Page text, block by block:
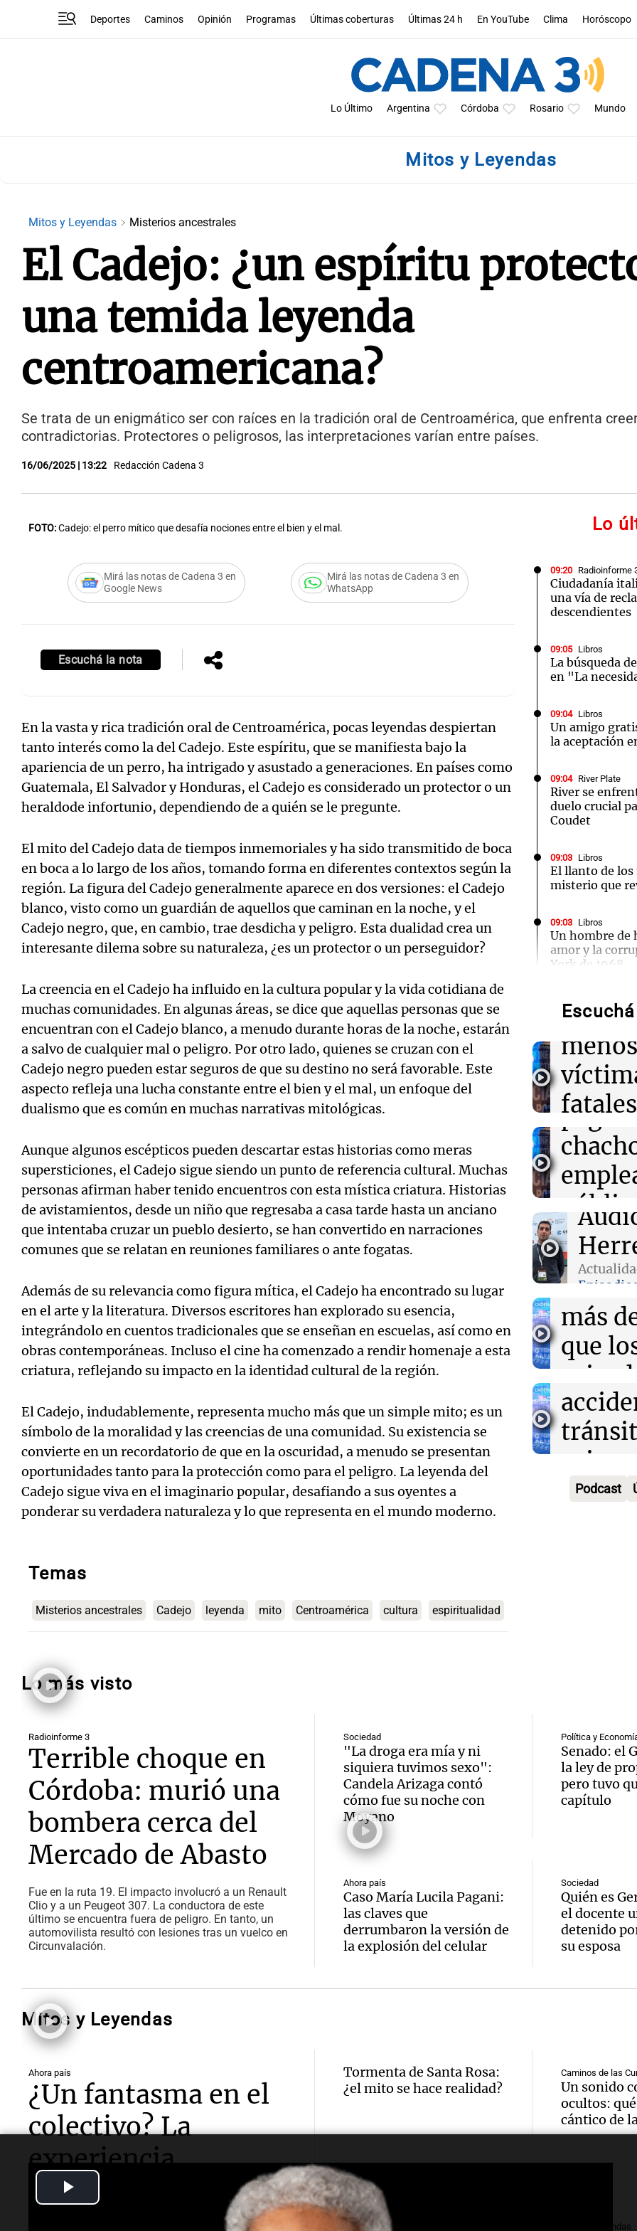
Deportes Caminos Opinión Programas Últimas coberturas Últimas 24 h En YouTube Clima Horóscopo
Lo Último Argentina Córdoba Rosario Mundo
Mitos y Leyendas
Mitos y Leyendas Misterios ancestrales
El Cadejo: ¿un espíritu
una temida leyenda
centroamericana?
Se trata de un enigmático ser con raíces en la tradición oral de Centroamérica, que enfrenta
contradictorias. Protectores o peligrosos, las interpretaciones varían entre países.
16/06/2025 | 13:22 Redacción Cadena 3
FOTO:Cadejo: el perro mítico que desafía nociones entre el bien y el mal.
Mirá las notas de Cadena 3 en
Google News
Mirá las notas de Cadena 3 en
WhatsApp
Escuchá la nota
En la vasta y rica tradición oral de Centroamérica, pocas leyendas despiertan
tanto interés como la del Cadejo. Este espíritu, que se manifiesta bajo la
apariencia de un perro, ha intrigado y asustado a generaciones. En países como
Guatemala, El Salvador y Honduras, el Cadejo es considerado un protector o un
heraldode infortunio, dependiendo de a quién se le pregunte.
El mito del Cadejo data de tiempos inmemoriales y ha sido transmitido de boca
en boca a lo largo de los años, tomando forma en diferentes contextos según la
región. La figura del Cadejo generalmente aparece en dos versiones: el Cadejo
blanco, visto como un guardián de aquellos que caminan en la noche, y el
Cadejo negro, que, en cambio, trae desdicha y peligro. Esta dualidad crea un
interesante dilema sobre su naturaleza, ¿es un protector o un perseguidor?
La creencia en el Cadejo ha influido en la cultura popular y la vida cotidiana de
muchas comunidades. En algunas áreas, se dice que aquellas personas que se
encuentran con el Cadejo blanco, a menudo durante horas de la noche, estarán
a salvo de cualquier mal o peligro. Por otro lado, quienes se cruzan con el
Cadejo negro pueden estar seguros de que su destino no será favorable. Este
aspecto refleja una lucha constante entre el bien y el mal, un enfoque del
dualismo que es común en muchas narrativas mitológicas.
Aunque algunos escépticos pueden descartar estas historias como meras
supersticiones, el Cadejo sigue siendo un punto de referencia cultural. Muchas
personas afirman haber tenido encuentros con esta mística criatura. Historias
de avistamientos, desde un niño que regresaba a casa tarde hasta un anciano
que intentaba cruzar un pueblo desierto, se han convertido en narraciones
comunes que se relatan en reuniones familiares o ante fogatas.
Además de su relevancia como figura mítica, el Cadejo ha encontrado su lugar
en el arte y la literatura. Diversos escritores han explorado su esencia,
integrándolo en cuentos tradicionales que se enseñan en escuelas, así como en
obras contemporáneas. Incluso el cine ha comenzado a rendir homenaje a esta
criatura, reflejando su impacto en la identidad cultural de la región.
El Cadejo, indudablemente, representa mucho más que un simple mito; es un
símbolo de la moralidad y las creencias de una comunidad. Su existencia se
convierte en un recordatorio de que en la oscuridad, a menudo se presentan
oportunidades tanto para la protección como para el peligro. La leyenda del
Cadejo sigue viva en el imaginario popular, desafiando a sus oyentes a
ponderar su verdadera naturaleza y lo que representa en el mundo moderno.
Temas
Misterios ancestrales Cadejo leyenda mito Centroamérica cultura espiritualidad
Lo
09:20 Radioinforme
Ciudadanía
una vía de
descendientes
09:05 Libros
La búsqueda
en "La
09:04 Libros
Un amigo
la aceptación
09:04 River Plate
River se
duelo crucial
Coudet
09:03 Libros
El llanto de
misterio que
09:03 Libros
Un hombre de
amor y la
York de 1968
09:01 Radioinforme 3
Aerolíneas
por primera vez
09:01 Mundo
Acuerdo de
Turquía,
Medio
08:58 Primera Plana
El Conicet y el
invitan a una
pantallas en
Audio.
2026
menos
Panorama
Episodios
Rioja
pago
partir
Noticias
Episodios
Audio.
más
que
según
Noticias
Episodios
Audio.
las
primer
Audio.
las
Audio.
cerca
Panorama
Panorama
Episodios
en
de
valor
Episodios
Audio.
Rural
a
para
en el
de
sesión
Audio.
fallo
vía de
para
Podcast
Lo más visto
Radioinforme 3
Terrible choque en
Córdoba: murió una
bombera cerca del
Mercado de Abasto
Fue en la ruta 19. El impacto involucró a un Renault
Clio y a un Peugeot 307. La conductora de este
último se encuentra fuera de peligro. En tanto, un
automovilista resultó con lesiones tras un vuelco en
Circunvalación.
Sociedad
"La droga era mía y ni
siquiera tuvimos sexo":
Candela Arizaga contó
cómo fue su noche con
Moyano
Política y
Senado: el
la ley de
pero tuvo
capítulo
Ahora país
Caso María Lucila Pagani:
las claves que
derrumbaron la versión de
la explosión del celular
Sociedad
Quién es
el docente
detenido
su esposa
Mitos y Leyendas
Ahora país
¿Un fantasma en el
colectivo? La
experiencia
paranormal del
"doble de Barili"
Tormenta de Santa Rosa:
¿el mito se hace realidad?
Caminos de las
Un sonido
ocultos:
cántico de
Mitos y Leyendas Mitos y Leyendas
Notas
Editorial
Notas
Mundial 2026
Notas
La Sole en Cadena 3
Notas
El huracán de Arequito